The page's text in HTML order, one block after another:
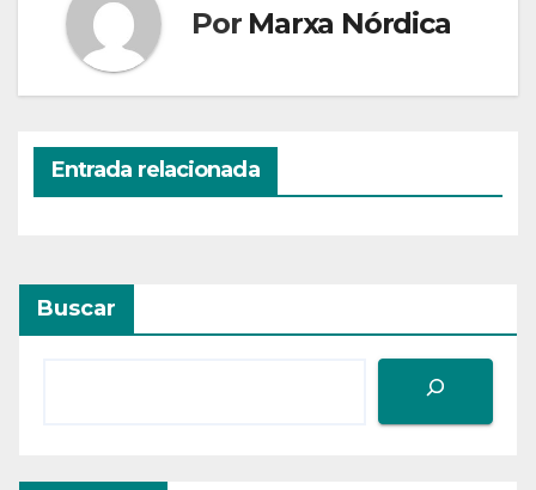
Por Marxa Nórdica
Entrada relacionada
Buscar